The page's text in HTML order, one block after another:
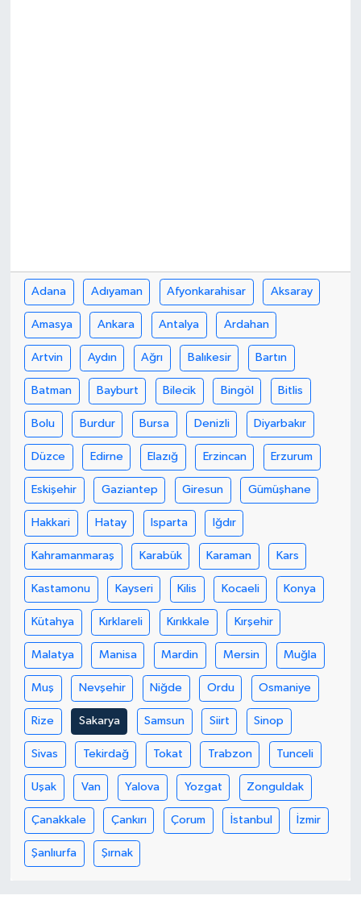
Adana Adıyaman Afyonkarahisar Aksaray
Amasya Ankara Antalya Ardahan
Artvin Aydın Ağrı Balıkesir Bartın
Batman Bayburt Bilecik Bingöl Bitlis
Bolu Burdur Bursa Denizli Diyarbakır
Düzce Edirne Elazığ Erzincan Erzurum
Eskişehir Gaziantep Giresun Gümüşhane
Hakkari Hatay Isparta Iğdır
Kahramanmaraş Karabük Karaman Kars
Kastamonu Kayseri Kilis Kocaeli Konya
Kütahya Kırklareli Kırıkkale Kırşehir
Malatya Manisa Mardin Mersin Muğla
Muş Nevşehir Niğde Ordu Osmaniye
Rize Sakarya Samsun Siirt Sinop
Sivas Tekirdağ Tokat Trabzon Tunceli
Uşak Van Yalova Yozgat Zonguldak
Çanakkale Çankırı Çorum İstanbul İzmir
Şanlıurfa Şırnak
KADIN-AİLE
YEREL YÖNETİM
MEDYA
SEÇİM 2011
ÜÇÜNCÜ SAYFA
BİLİMNET
Yemek
SİVİL TOPLUM
SEÇİM 2014
KİM KİMDİR
ÇEK GÖNDER
KİTAP
HEDEF2020
OTOMOBİL
MİZAH